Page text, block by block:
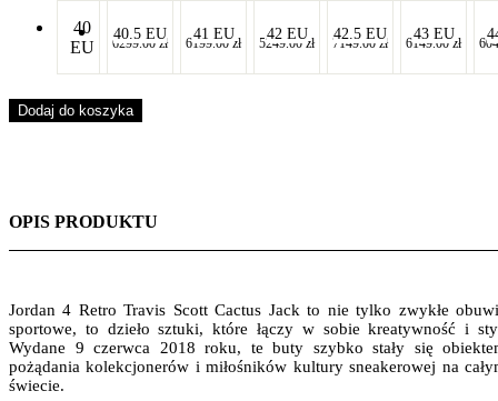
40
EU
-
40.5 EU
-
6299.00zł
-
41 EU
-
6199.00zł
-
42 EU
-
5249.00zł
-
42.5 EU
-
7149.00zł
-
43 EU
-
6149.00zł
Dodaj do koszyka
OPIS PRODUKTU
Jordan 4 Retro Travis Scott Cactus Jack to nie tylko zwykłe
sportowe, to dzieło sztuki, które łączy w sobie kreatywność i
Wydane 9 czerwca 2018 roku, te buty szybko stały się
pożądania kolekcjonerów i miłośników kultury sneakerowej na
świecie.